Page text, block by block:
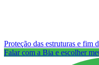
Proteção das estruturas e fim
Falar com a Bia e escolher